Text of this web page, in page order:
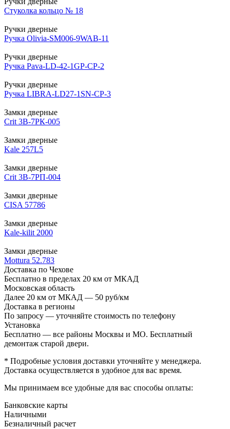
Стуколка кольцо № 18
Ручки дверные
Ручка Olivia-SM006-9WAB-11
Ручки дверные
Ручка Pava-LD-42-1GP-CP-2
Ручки дверные
Ручка LIBRA-LD27-1SN-CP-3
Замки дверные
Crit 3B-7РК-005
Замки дверные
Kale 257L5
Замки дверные
Crit 3В-7РП-004
Замки дверные
CISA 57786
Замки дверные
Kale-kilit 2000
Замки дверные
Mottura 52.783
Доставка по Чехове
Бесплатно в пределах 20 км от МКАД
Московская область
Далее 20 км от МКАД — 50 руб/км
Доставка в регионы
По запросу — уточняйте стоимость по телефону
Установка
Бесплатно — все районы Москвы и МО. Бесплатный
демонтаж старой двери.
* Подробные условия доставки уточняйте у менеджера.
Доставка осуществляется в удобное для вас время.
Мы принимаем все удобные для вас способы оплаты:
Банковские карты
Наличными
Безналичный расчет